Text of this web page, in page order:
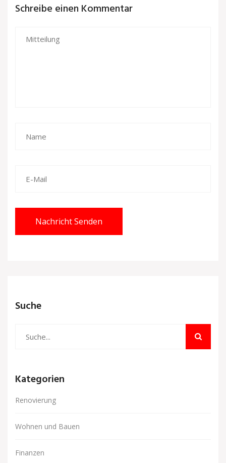
Schreibe einen Kommentar
Nachricht Senden
Suche
Kategorien
Renovierung
Wohnen und Bauen
Finanzen